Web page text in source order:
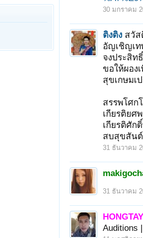
30 มกราคม
ติงติง สวัส
อัญเชิญเ
จงประสิท
ขอให้ผอง
สุขเกษมเ
สรรพโศก
เกียรติยศ
เกียรติศัก
สบสุขสัน
31 ธันวาคม
31 ธันวาคม
HONGTAY
Auditions